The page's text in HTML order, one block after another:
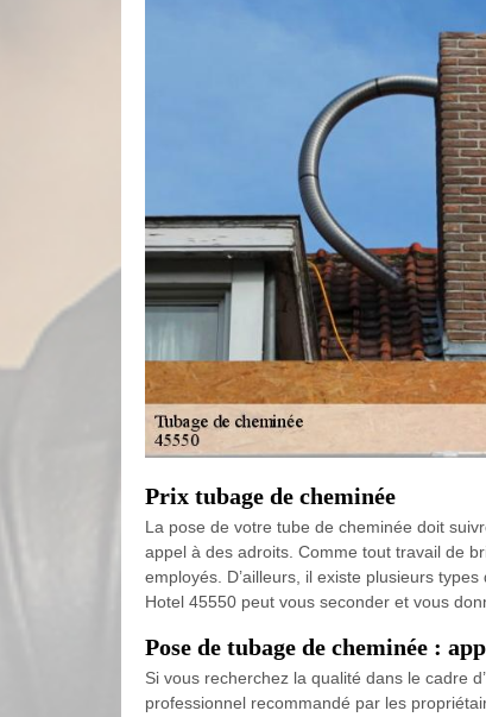
Prix tubage de cheminée
La pose de votre tube de cheminée doit
appel à des adroits. Comme tout travail de
employés. D’ailleurs, il existe plusieurs
Hotel 45550 peut vous seconder et vous
Pose de tubage de cheminée :
Si vous recherchez la qualité dans le cadre
professionnel recommandé par les